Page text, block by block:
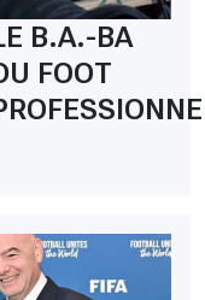
B.A.-BA
FOOT